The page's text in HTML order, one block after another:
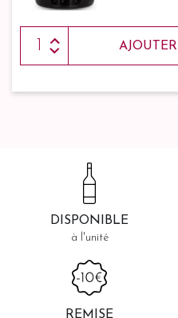
DISPONIBLE
à l'unité
REMISE